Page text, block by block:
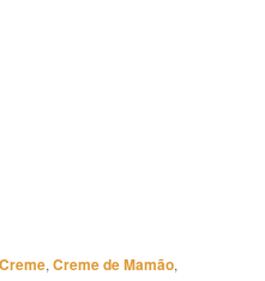
Creme,Creme de Mamão,